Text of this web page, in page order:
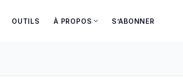
OUTILS À PROPOS S’ABONNER